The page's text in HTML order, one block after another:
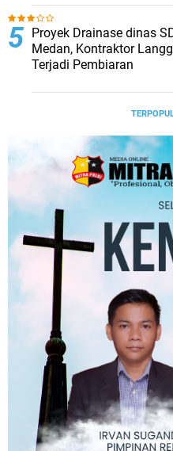
Proyek Drainase dinas
Medan, Kontraktor
Terjadi Pembiaran